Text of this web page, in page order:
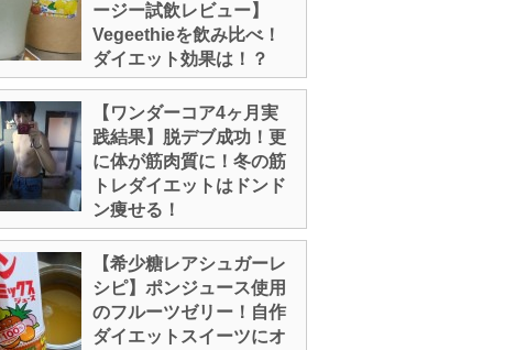
ージー試飲レビュー】
Vegeethieを飲み比べ！
ダイエット効果は！？
【ワンダーコア4ヶ月実
践結果】脱デブ成功！更
に体が筋肉質に！冬の筋
トレダイエットはドンド
ン痩せる！
【希少糖レアシュガーレ
シピ】ポンジュース使用
のフルーツゼリー！自作
ダイエットスイーツにオ